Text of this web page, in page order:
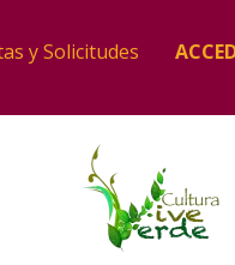
y Solicitudes